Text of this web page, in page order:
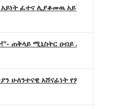
አይነት ፈተና ሊያቆመዉ አይችልም"-
ጠቅላይ ሚኒስትር ዐብይ አሕመድ (ዶ/ር)
አሸናፊነት የምናረጋግጥበት